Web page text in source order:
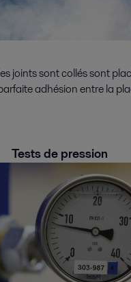
joints sont collés sont
adhésion entre la
Tests de pression